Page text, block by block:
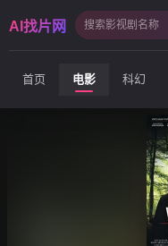
AI找片网
首页 电影 科幻